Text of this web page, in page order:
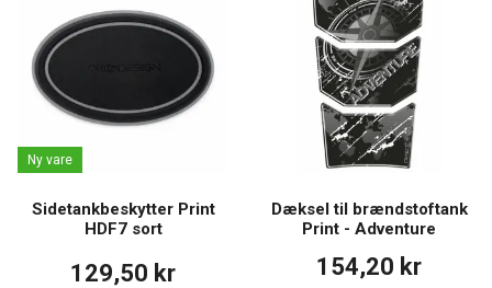
Ny vare
Sidetankbeskytter Print
HDF7 sort
129,50 kr
Dæksel til brændstoftank
Print - Adventure
154,20 kr